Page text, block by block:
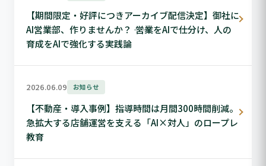
【期間限定・好評につきアーカイブ配信決定】御社に
AI営業部、作りませんか？ ―― 営業をAIで仕分け、人の
育成をAIで強化する実践論
2026.06.09 お知らせ
【不動産・導入事例】指導時間は月間300時間削減。
急拡大する店舗運営を支える「AI×対人」のロープレ
教育